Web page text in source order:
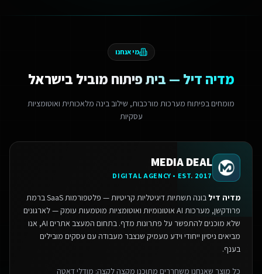
מי אנחנו
מדיה דיל — בית פיתוח מוביל בישראל
מומחים בפיתוח מערכות מורכבות, שילוב בינה מלאכותית ואוטומציות
עסקיות
MEDIA DEAL
DIGITAL AGENCY • EST. 2017
מדיה דיל
בונה תשתיות דיגיטליות קריטיות — פלטפורמות SaaS ברמת
פרודקשן, מערכות AI אוטונומיות ואוטומציות מוטמעות עומק — לארגונים
שלא מוכנים להתפשר על פתרונות מדף.
בתחום המעצב אתרים AI, אנו
מביאים ניסיון ייחודי וידע מעמיק שנצבר מעבודה עם עסקים מובילים
בענף.
כל מוצר שאנחנו משחררים מתוכנן מקצה לקצה: מודלי דאטה